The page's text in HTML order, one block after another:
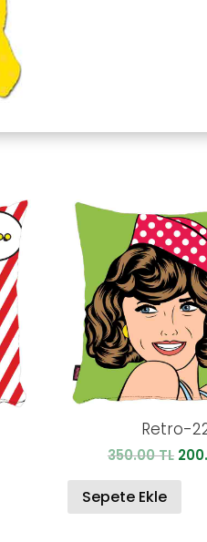
Retro-
350.00TL
Sepete Ekle